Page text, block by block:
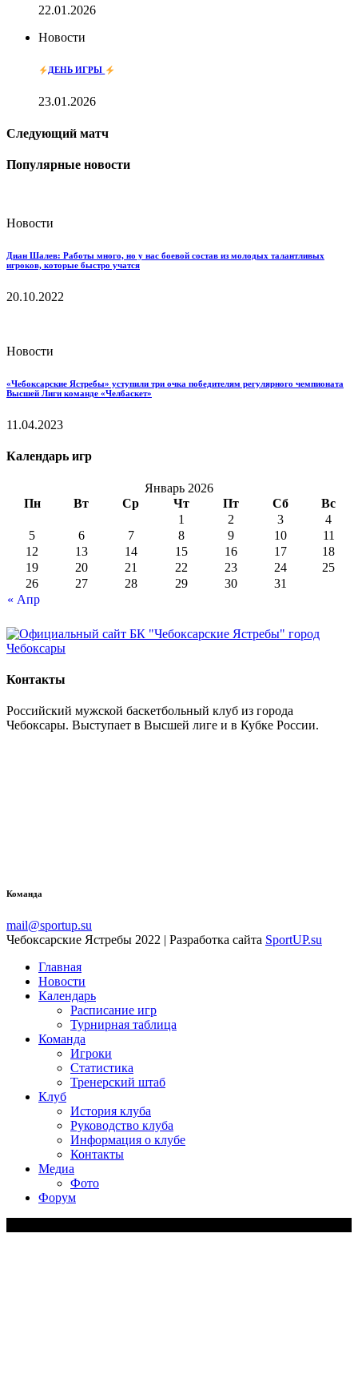
22.01.2026
Новости
ДЕНЬ ИГРЫ
23.01.2026
Следующий матч
Популярные новости
Новости
Диан Шалев: Работы много, но у нас боевой состав из молодых талантливых
игроков, которые быстро учатся
20.10.2022
Новости
«Чебоксарские Ястребы» уступили три очка победителям регулярного чемпионата
Высшей Лиги команде «Челбаскет»
11.04.2023
Календарь игр
Январь 2026
Пн
Вт Ср Чт Пт Сб Вс
« Апр
1 2 3
4
5
6 7 8 9 10
11
12
13 14 15 16 17
18
19
20 21 22 23 24
25
26
27 28 29 30 31
Контакты
Российский мужской баскетбольный клуб из города
Чебоксары. Выступает в Высшей лиге и в Кубке России.
Команда
mail@sportup.su
Чебоксарские Ястребы 2022 | Разработка сайта SportUP.su
Главная
Новости
Календарь
Расписание игр
Турнирная таблица
Команда
Игроки
Статистика
Тренерский штаб
Клуб
История клуба
Руководство клуба
Информация о клубе
Контакты
Медиа
Фото
Форум